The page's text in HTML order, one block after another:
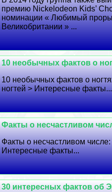
премию Nickelodeon Kids’
номинации « Любимый
Великобритании » ...
10 необычных фактов о
10 необычных фактов о
ногтей > Интересные факты...
Факты о несчастливом
Факты о несчастливом числе:
Интересные факты...
30 интересных фактов об